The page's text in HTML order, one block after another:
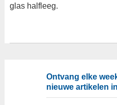
glas halfleeg.
Ontvang elke
nieuwe artikelen